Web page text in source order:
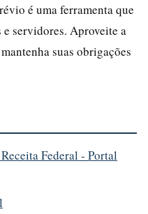
é uma ferramenta que
servidores. Aproveite a
suas obrigações
Federal - Portal